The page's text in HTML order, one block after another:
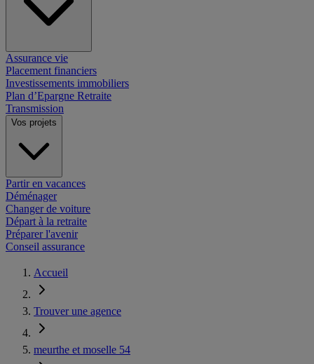
Assurance vie
Placement financiers
Investissements immobiliers
Plan d’Epargne Retraite
Transmission
Vos projets
Partir en vacances
Déménager
Changer de voiture
Départ à la retraite
Préparer l'avenir
Conseil assurance
Accueil
Trouver une agence
meurthe et moselle 54